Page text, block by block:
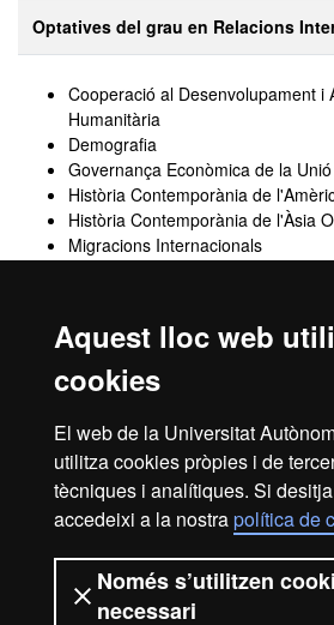
Aquest lloc web
cookies
El web de la Universitat
utilitza cookies pròpies i de
tècniques i analítiques. Si
accedeixi a la nostrapolítica de
Només s’utilitzen
necessari
Optatives del grau en Relacions
Cooperació al Desenvolupament i
Humanitària
Demografia
Governança Econòmica de la
Història Contemporània de
Història Contemporània de l'Àsia
Migracions Internacionals
Problemes Actuals de les
Protecció Internacional dels Drets
Relacions Internacionals de l'Orient
Relacions Internacionals de l'Àsia
Religions i Política Global
Totes les assignatures optatives són de
s'indica una alternativa.